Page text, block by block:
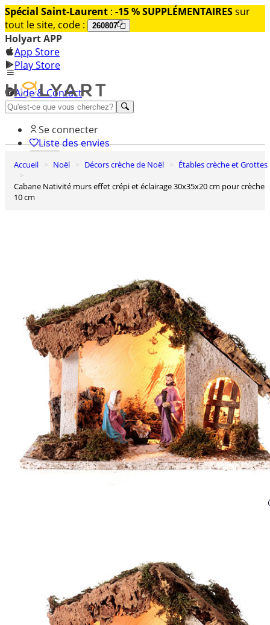
Spécial Saint-Laurent : -15 % SUPPLÉMENTAIRESsur
tout le site, code :
260807
Holyart APP
App Store
Play Store
Aide & Contact
Découvrez Premium
Se connecter
Liste des envies
0
Accueil Noël Décors crèche de Noël
Étables crèche et Grottes
Cabane Nativité murs effet crépi et éclairage 30x35x20 cm pour crèche
10 cm